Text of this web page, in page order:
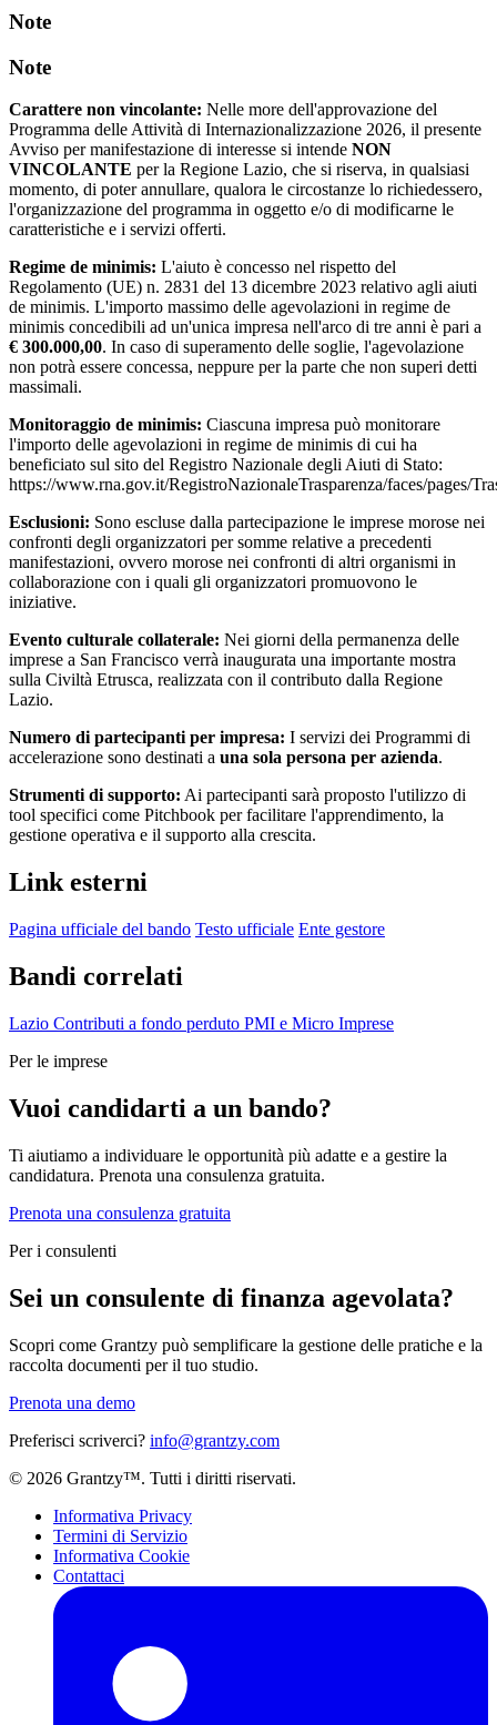
Note
Note
Carattere non vincolante: Nelle more dell'approvazione del
Programma delle Attività di Internazionalizzazione 2026, il presente
Avviso per manifestazione di interesse si intende NON
VINCOLANTE per la Regione Lazio, che si riserva, in qualsiasi
momento, di poter annullare, qualora le circostanze lo richiedessero,
l'organizzazione del programma in oggetto e/o di modificarne le
caratteristiche e i servizi offerti.
Regime de minimis: L'aiuto è concesso nel rispetto del
Regolamento (UE) n. 2831 del 13 dicembre 2023 relativo agli aiuti
de minimis. L'importo massimo delle agevolazioni in regime de
minimis concedibili ad un'unica impresa nell'arco di tre anni è pari a
€ 300.000,00. In caso di superamento delle soglie, l'agevolazione
non potrà essere concessa, neppure per la parte che non superi detti
massimali.
Monitoraggio de minimis: Ciascuna impresa può monitorare
l'importo delle agevolazioni in regime de minimis di cui ha
beneficiato sul sito del Registro Nazionale degli Aiuti di Stato:
https://www.rna.gov.it/RegistroNazionaleTrasparenza/faces/pages/
Esclusioni: Sono escluse dalla partecipazione le imprese morose nei
confronti degli organizzatori per somme relative a precedenti
manifestazioni, ovvero morose nei confronti di altri organismi in
collaborazione con i quali gli organizzatori promuovono le
iniziative.
Evento culturale collaterale: Nei giorni della permanenza delle
imprese a San Francisco verrà inaugurata una importante mostra
sulla Civiltà Etrusca, realizzata con il contributo dalla Regione
Lazio.
Numero di partecipanti per impresa: I servizi dei Programmi di
accelerazione sono destinati a una sola persona per azienda.
Strumenti di supporto: Ai partecipanti sarà proposto l'utilizzo di
tool specifici come Pitchbook per facilitare l'apprendimento, la
gestione operativa e il supporto alla crescita.
Link esterni
Pagina ufficiale del bando Testo ufficiale Ente gestore
Bandi correlati
Lazio Contributi a fondo perduto PMI e Micro Imprese
Per le imprese
Vuoi candidarti a un bando?
Ti aiutiamo a individuare le opportunità più adatte e a gestire la
candidatura. Prenota una consulenza gratuita.
Prenota una consulenza gratuita
Per i consulenti
Sei un consulente di finanza agevolata?
Scopri come Grantzy può semplificare la gestione delle pratiche e la
raccolta documenti per il tuo studio.
Prenota una demo
Preferisci scriverci? info@grantzy.com
© 2026 Grantzy™. Tutti i diritti riservati.
Informativa Privacy
Termini di Servizio
Informativa Cookie
Contattaci